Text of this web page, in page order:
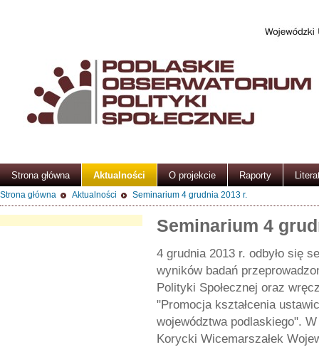
Strona główna Aktualności O projekcie Raporty
Strona główna Aktualności Seminarium 4 grudnia 2013 r.
Seminarium 4
4 grudnia 2013 r. odbyło się
wyników badań
Polityki Społecznej oraz
"Promocja kształcenia
województwa podlaskiego".
Korycki Wicemarszałek